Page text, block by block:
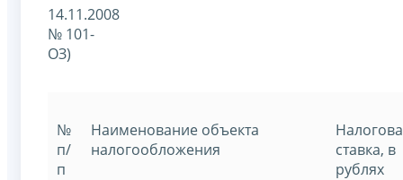
14.11.2008
№ 101-
ОЗ)
№
п/
п
Наименование объекта
налогообложения
ставка, в
рублях